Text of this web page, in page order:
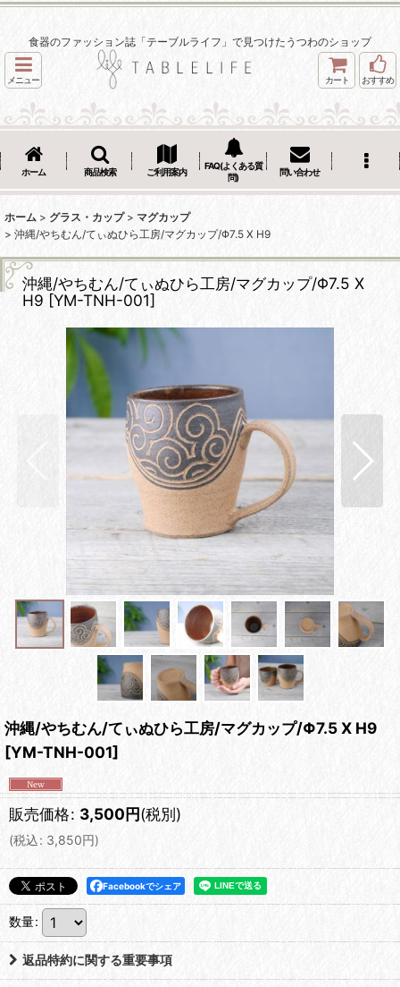
食器のファッション誌「テーブルライフ」で見つけたうつわのショップ
メニュー カート おすすめ
ホーム 商品検索 ご利用案内
FAQ(よくある質
問)
問い合わせ
ホーム > グラス・カップ > マグカップ
> 沖縄/やちむん/てぃぬひら工房/マグカップ/Φ7.5 X H9
沖縄/やちむん/てぃぬひら工房/マグカップ/Φ7.5 X
H9 [YM-TNH-001]
沖縄/やちむん/てぃぬひら工房/マグカップ/Φ7.5 X H9
[YM-TNH-001]
販売価格: 3,500円(税別)
(税込: 3,850円)
Facebookでシェア
数量:
返品特約に関する重要事項